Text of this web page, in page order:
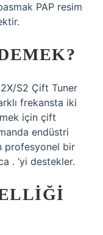
PAP resim
S2 Çift Tuner
frekansta iki
için çift
endüstri
profesyonel bir
. ‘yi destekler.